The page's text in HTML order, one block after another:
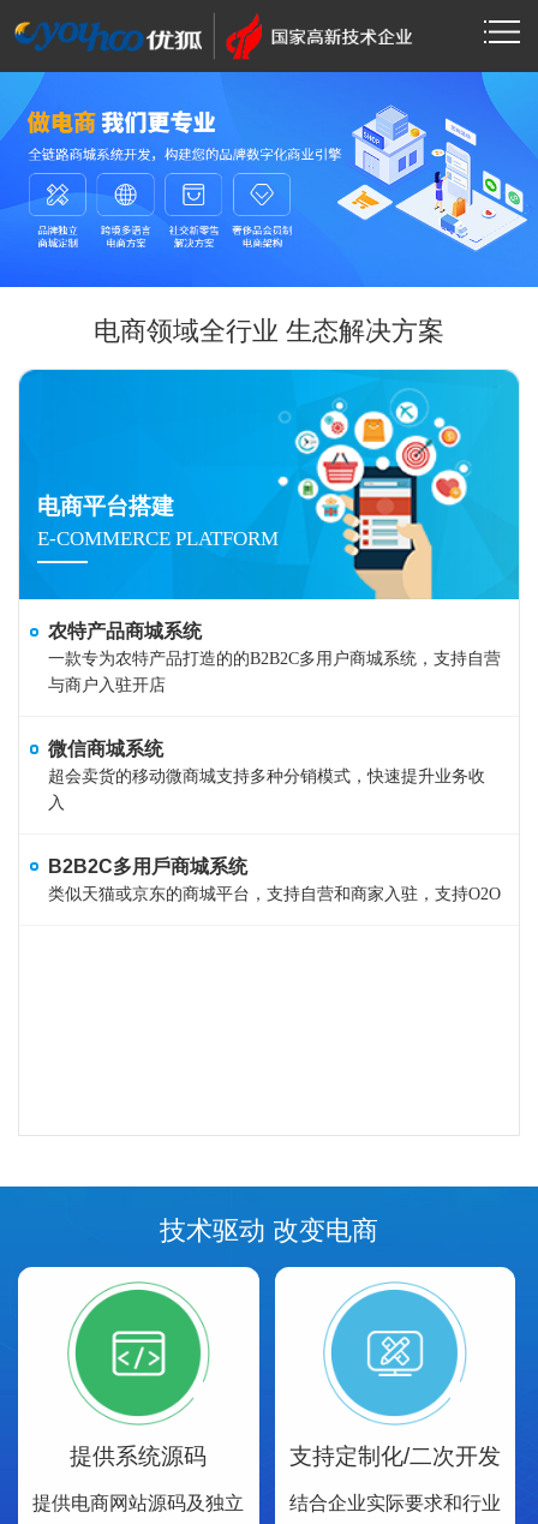
电商领域全行业 生态解决方案
电商平台搭建
E-COMMERCE PLATFORM
农特产品商城系统
一款专为农特产品打造的的B2B2C多用户商城系统，支持自营
与商户入驻开店
微信商城系统
超会卖货的移动微商城支持多种分销模式，快速提升业务收
入
B2B2C多用戶商城系统
类似天猫或京东的商城平台，支持自营和商家入驻，支持O2O
技术驱动 改变电商
提供系统源码
提供电商网站源码及独立
支持定制化/二次开发
结合企业实际要求和行业